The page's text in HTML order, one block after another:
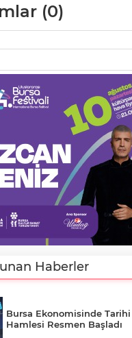
(0)
Haberler
Bursa Ekonomisinde
Hamlesi Resmen Başladı